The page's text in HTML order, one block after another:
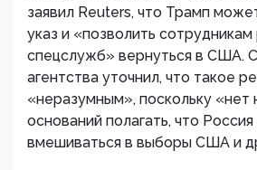
заявил Reuters, что Трамп
указ и «позволить сотрудникам
спецслужб» вернуться в США.
агентства уточнил, что такое
«неразумным», поскольку «нет
оснований полагать, что
вмешиваться в выборы США и